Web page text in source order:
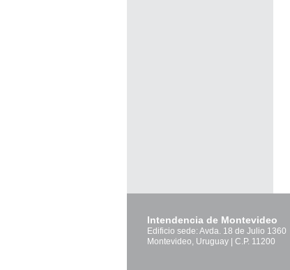
Intendencia de Montevideo
Edificio sede: Avda. 18 de Julio 1360
Montevideo, Uruguay | C.P. 11200